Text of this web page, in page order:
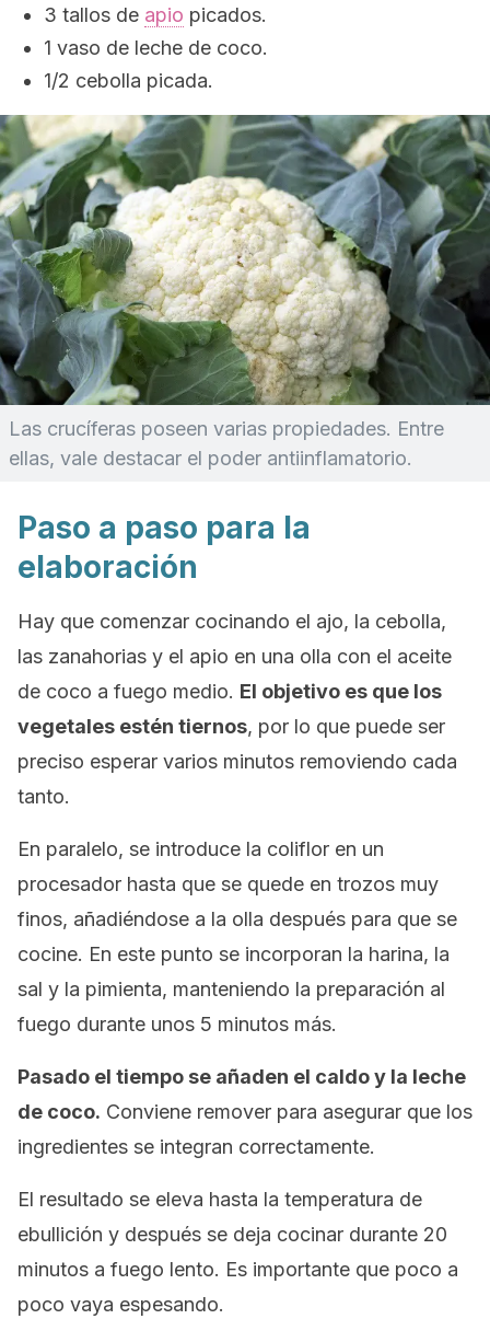
3 tallos de apio picados.
1 vaso de leche de coco.
1/2 cebolla picada.
Las crucíferas poseen varias propiedades. Entre
ellas, vale destacar el poder antiinflamatorio.
Paso a paso para la
elaboración
Hay que comenzar cocinando el ajo, la cebolla,
las zanahorias y el apio en una olla con el aceite
de coco a fuego medio. El objetivo es que los
vegetales estén tiernos, por lo que puede ser
preciso esperar varios minutos removiendo cada
tanto.
En paralelo, se introduce la coliflor en un
procesador hasta que se quede en trozos muy
finos, añadiéndose a la olla después para que se
cocine. En este punto se incorporan la harina, la
sal y la pimienta, manteniendo la preparación al
fuego durante unos 5 minutos más.
Pasado el tiempo se añaden el caldo y la leche
de coco. Conviene remover para asegurar que los
ingredientes se integran correctamente.
El resultado se eleva hasta la temperatura de
ebullición y después se deja cocinar durante 20
minutos a fuego lento. Es importante que poco a
poco vaya espesando.